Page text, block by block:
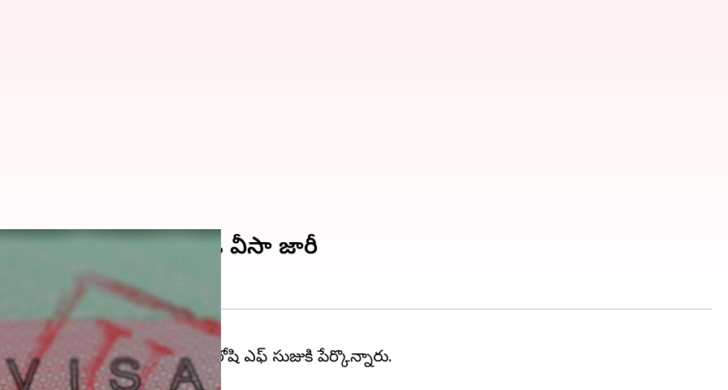
శుభవార్త.. స్టూడెంట్ ఐడీ వీసా జారీ
ఈజీ అని ఆ దేశ రాయబారి హిరోషి ఎఫ్ సుజుకి పేర్కొన్నారు.
వెల్లడించారు.